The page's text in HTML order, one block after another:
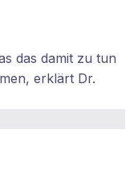
das damit zu tun
erklärt Dr.